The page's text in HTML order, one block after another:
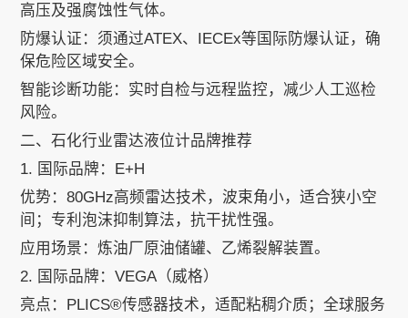
高压及强腐蚀性气体。
防爆认证：须通过ATEX、IECEx等国际防爆认证，确
保危险区域安全。
智能诊断功能：实时自检与远程监控，减少人工巡检
风险。
二、石化行业雷达液位计品牌推荐
1. 国际品牌：E+H
优势：80GHz高频雷达技术，波束角小，适合狭小空
间；专利泡沫抑制算法，抗干扰性强。
应用场景：炼油厂原油储罐、乙烯裂解装置。
2. 国际品牌：VEGA（威格）
亮点：PLICS®传感器技术，适配粘稠介质；全球服务